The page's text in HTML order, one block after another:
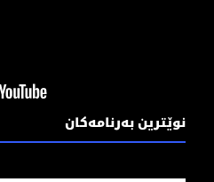
نوێترین بەرنامەکان